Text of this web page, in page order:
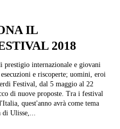
IL
2018
prestigio internazionale e giovani
e riscoperte; uomini, eroi
Festival, dal 5 maggio al 22
di nuove proposte. Tra i festival
quest'anno avrà come tema
Ulisse,...